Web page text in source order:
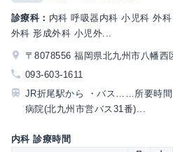
診療科： 内科 呼吸器内科 小児科 外
外科 形成外科 小児外...
〒8078556 福岡県北九州市八幡西
093-603-1611
JR折尾駅から ・バス……所要時間
病院(北九州市営バス31番)...
内科 診療時間